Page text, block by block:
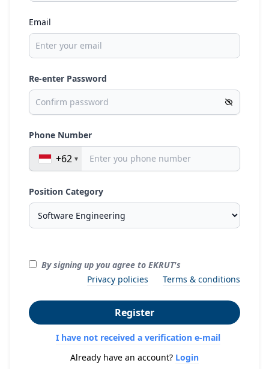
Email
Re-enter Password
Phone Number
+62
Position Category
By signing up you agree to EKRUT's
Privacy policies
Terms & conditions
Register
I have not received a verification e-mail
Already have an account? Login